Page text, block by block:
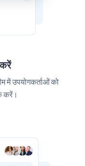
में उपयोगकर्ताओं को
करें।